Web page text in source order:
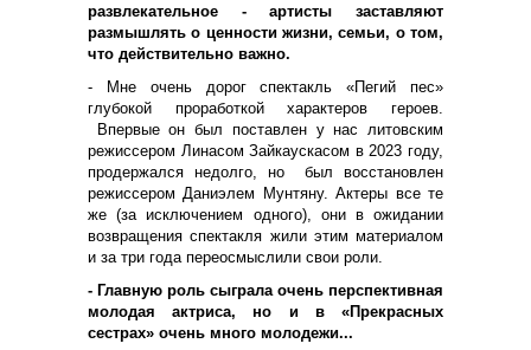
развлекательное - артисты заставляют
размышлять о ценности жизни, семьи, о том,
что действительно важно.
- Мне очень дорог спектакль «Пегий пес»
глубокой проработкой характеров героев.
Впервые он был поставлен у нас литовским
режиссером Линасом Зайкаускасом в 2023 году,
продержался недолго, но был восстановлен
режиссером Даниэлем Мунтяну. Актеры все те
же (за исключением одного), они в ожидании
возвращения спектакля жили этим материалом
и за три года переосмыслили свои роли.
- Главную роль сыграла очень перспективная
молодая актриса, но и в «Прекрасных
сестрах» очень много молодежи...